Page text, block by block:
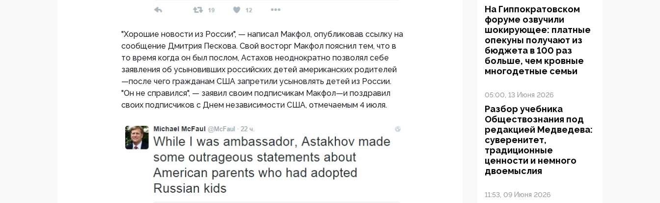
"Хорошие новости из России", — написал Макфол, опубликовав ссылку на
сообщение Дмитрия Пескова. Свой восторг Макфол пояснил тем, что в
то время когда он был послом, Астахов неоднократно позволял себе
заявления об усыновивших российских детей американских родителей
—после чего гражданам США запретили усыновлять детей из России.
"Он не справился", — заявил своим подписчикам Макфол—и поздравил
своих подписчиков с Днем независимости США, отмечаемым 4 июля.
На Гиппократовском
форуме озвучили
шокирующее: платные
опекуны получают из
бюджета в 100 раз
больше, чем кровные
многодетные семьи
05:00, 13 Июня 2026
Разбор учебника
Обществознания под
редакцией Медведева:
суверенитет,
традиционные
ценности и немного
двоемыслия
11:53, 09 Июня 2026